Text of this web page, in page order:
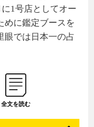
1号店としてオー
めに鑑定ブースを
眼では日本一の占
全文を読む